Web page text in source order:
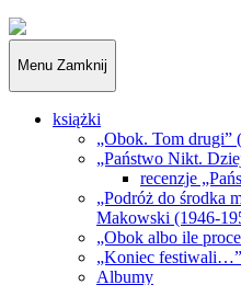
„Obywatele…”
Menu Zamknij
książki
„Obok. Tom drugi”
„Państwo Nikt.
recenzje
„Podróż do środka
Makowski (1946-
„Obok albo ile
„Koniec festiwali…”
Albumy